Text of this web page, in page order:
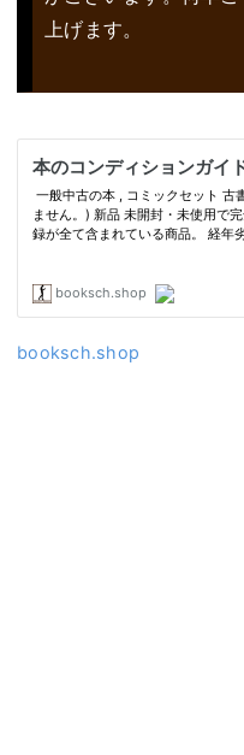
上げます。
booksch.shop